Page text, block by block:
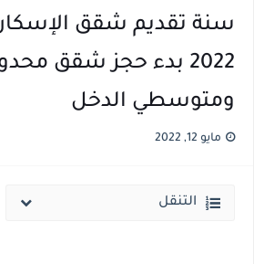
سنة تقديم شقق
2022 بدء حجز شقق
ومتوسطي الدخل
مايو 12, 2022
التنقل